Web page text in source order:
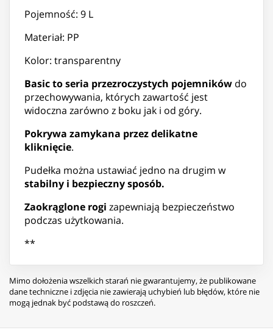
Pojemność: 9 L
Materiał: PP
Kolor: transparentny
Basic to seria przezroczystych pojemników do
przechowywania, których zawartość jest
widoczna zarówno z boku jak i od góry.
Pokrywa zamykana przez delikatne
kliknięcie.
Pudełka można ustawiać jedno na drugim w
stabilny i bezpieczny sposób.
Zaokrąglone rogi zapewniają bezpieczeństwo
podczas użytkowania.
**
Mimo dołożenia wszelkich starań nie gwarantujemy, że publikowane
dane techniczne i zdjęcia nie zawierają uchybień lub błędów, które nie
mogą jednak być podstawą do roszczeń.